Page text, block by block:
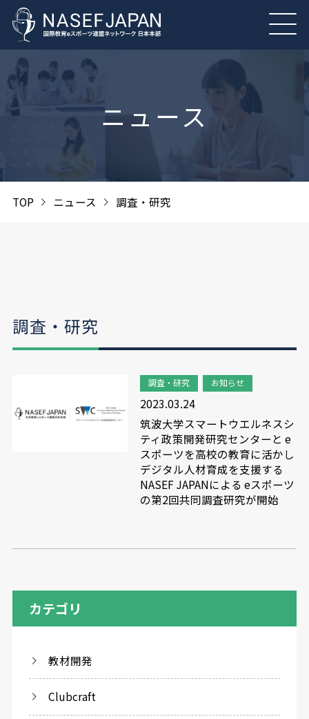
ニュース
TOP ニュース 調査・研究
調査・研究
2023.03.24
調査・研究 お知らせ
筑波大学スマートウエルネスシ
ティ政策開発研究センターと e
スポーツを高校の教育に活かし
デジタル人材育成を支援する
NASEF JAPANによる eスポーツ
の第2回共同調査研究が開始
カテゴリ
教材開発
Clubcraft